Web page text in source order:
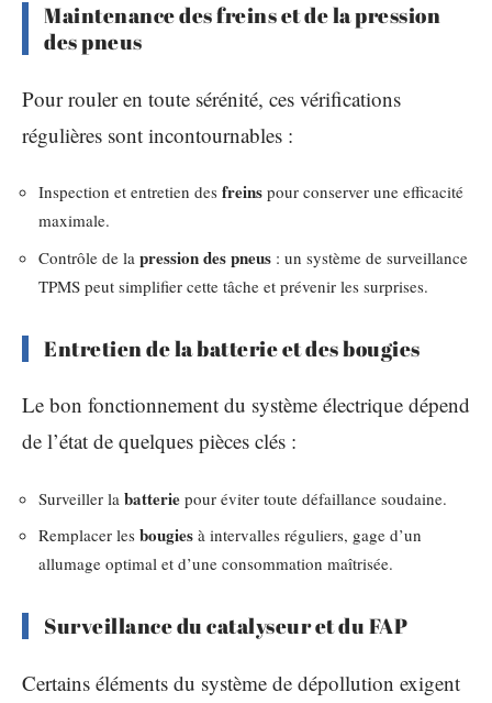
Maintenance des freins et de la pression
des pneus
Pour rouler en toute sérénité, ces vérifications
régulières sont incontournables :
Inspection et entretien des freins pour conserver une efficacité
maximale.
Contrôle de la pression des pneus : un système de surveillance
TPMS peut simplifier cette tâche et prévenir les surprises.
Entretien de la batterie et des bougies
Le bon fonctionnement du système électrique dépend
de l’état de quelques pièces clés :
Surveiller la batterie pour éviter toute défaillance soudaine.
Remplacer les bougies à intervalles réguliers, gage d’un
allumage optimal et d’une consommation maîtrisée.
Surveillance du catalyseur et du FAP
Certains éléments du système de dépollution exigent